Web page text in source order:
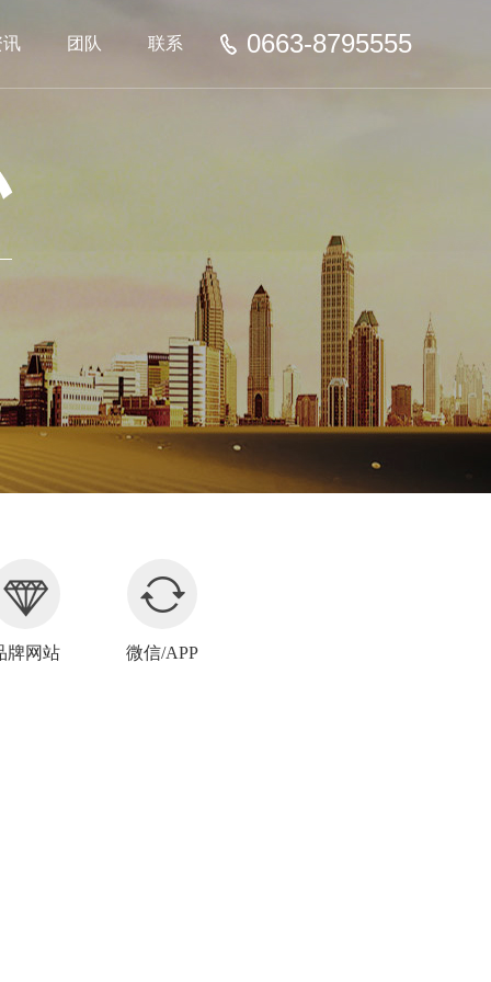
0663-8795555
讯 团队 联系
牌网站 微信/APP